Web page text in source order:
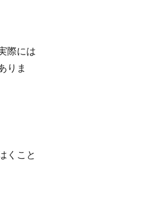
際には
りま
くこと